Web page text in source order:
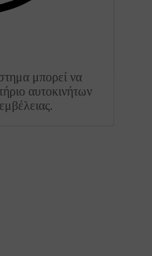
μπορεί να
αυτοκινήτων